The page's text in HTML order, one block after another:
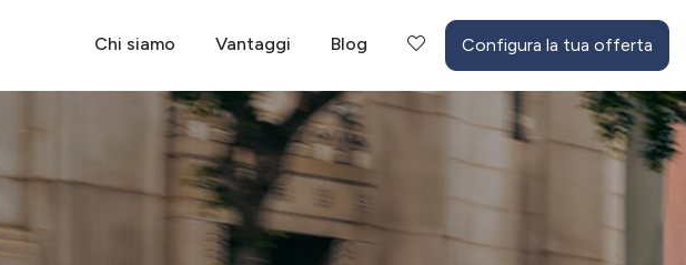
Chi siamo Vantaggi Blog Configura la tua offerta